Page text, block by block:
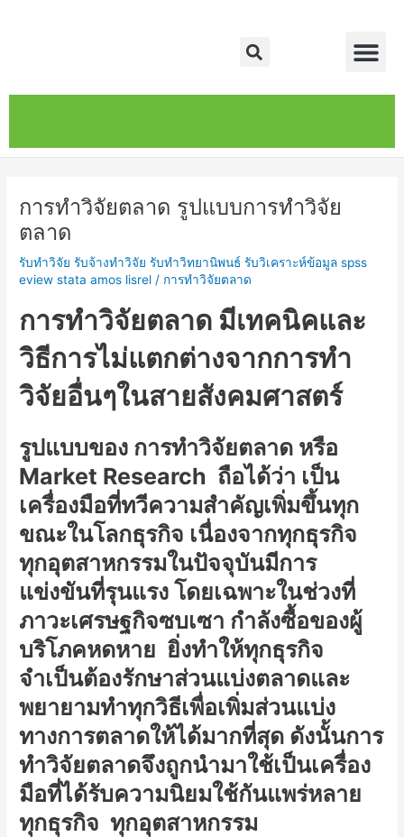
Search
การทำวิจัยตลาด รูปแบบการทำวิจัย
ตลาด
รับทำวิจัย รับจ้างทำวิจัย รับทำวิทยานิพนธ์ รับวิเคราะห์ข้อมูล spss
eview stata amos lisrel / การทำวิจัยตลาด
การทำวิจัยตลาด มีเทคนิคและ
วิธีการไม่แตกต่างจากการทำ
วิจัยอื่นๆในสายสังคมศาสตร์
รูปแบบของ การทำวิจัยตลาด หรือ
Market Research ถือได้ว่า เป็น
เครื่องมือที่ทวีความสำคัญเพิ่มขึ้นทุก
ขณะในโลกธุรกิจ เนื่องจากทุกธุรกิจ
ทุกอุตสาหกรรมในปัจจุบันมีการ
แข่งขันที่รุนแรง โดยเฉพาะในช่วงที่
ภาวะเศรษฐกิจซบเซา กำลังซื้อของผู้
บริโภคหดหาย ยิ่งทำให้ทุกธุรกิจ
จำเป็นต้องรักษาส่วนแบ่งตลาดและ
พยายามทำทุกวิธีเพื่อเพิ่มส่วนแบ่ง
ทางการตลาดให้ได้มากที่สุด ดังนั้นการ
ทำวิจัยตลาดจึงถูกนำมาใช้เป็นเครื่อง
มือที่ได้รับความนิยมใช้กันแพร่หลาย
ทุกธุรกิจ ทุกอุตสาหกรรม